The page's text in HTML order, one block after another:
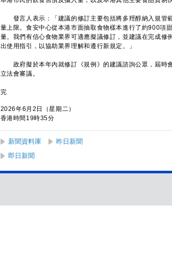
發言人表示：「建議的修訂主要包括將多羥醇納入規管
量上限。食安中心從本港市面抽取食物樣本進行了約900項
量。我們有信心食物業界可適應擬議修訂，並建議在完成
出使用指引，以協助業界理解和遵行新規定。」
政府擬於本年內就修訂《規例》的建議諮詢公眾，屆時
立法會審議。
完
2026年6月2日（星期二）
香港時間19時35分
新聞資料庫 昨日新聞
即日新聞